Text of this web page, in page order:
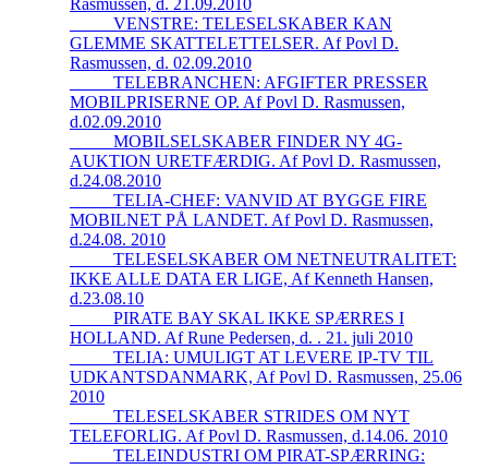
Rasmussen, d. 21.09.2010
_____VENSTRE: TELESELSKABER KAN
GLEMME SKATTELETTELSER. Af Povl D.
Rasmussen, d. 02.09.2010
_____TELEBRANCHEN: AFGIFTER PRESSER
MOBILPRISERNE OP. Af Povl D. Rasmussen,
d.02.09.2010
_____MOBILSELSKABER FINDER NY 4G-
AUKTION URETFÆRDIG. Af Povl D. Rasmussen,
d.24.08.2010
_____TELIA-CHEF: VANVID AT BYGGE FIRE
MOBILNET PÅ LANDET. Af Povl D. Rasmussen,
d.24.08. 2010
_____TELESELSKABER OM NETNEUTRALITET:
IKKE ALLE DATA ER LIGE, Af Kenneth Hansen,
d.23.08.10
_____PIRATE BAY SKAL IKKE SPÆRRES I
HOLLAND. Af Rune Pedersen, d. . 21. juli 2010
_____TELIA: UMULIGT AT LEVERE IP-TV TIL
UDKANTSDANMARK, Af Povl D. Rasmussen, 25.06
2010
_____TELESELSKABER STRIDES OM NYT
TELEFORLIG. Af Povl D. Rasmussen, d.14.06. 2010
_____TELEINDUSTRI OM PIRAT-SPÆRRING: